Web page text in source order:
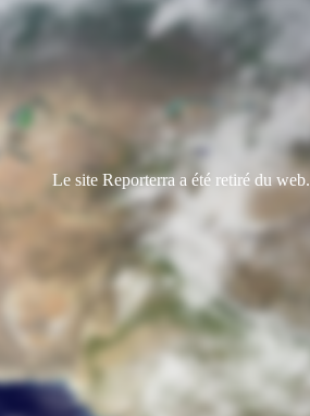
Le site Reporterra a été retiré du web.